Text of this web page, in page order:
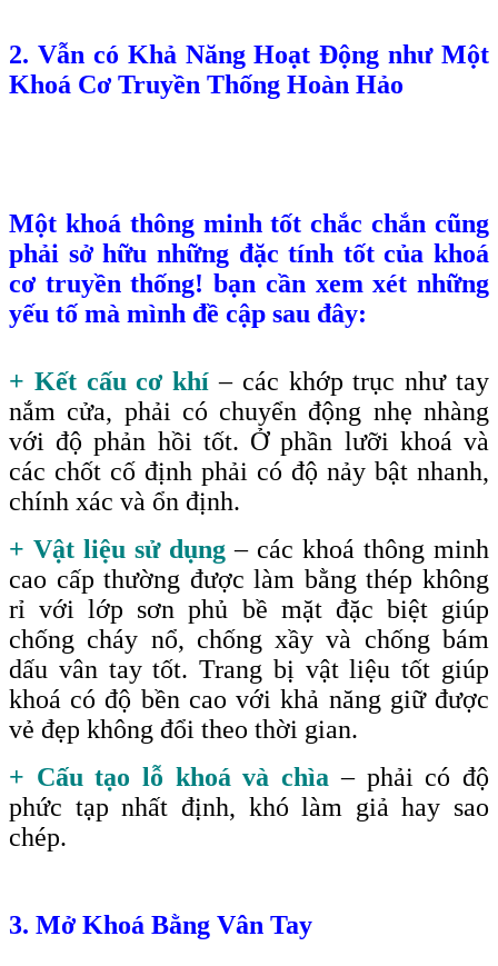
2. Vẫn có Khả Năng Hoạt Động như Một
Khoá Cơ Truyền Thống Hoàn Hảo
Một khoá thông minh tốt chắc chắn cũng
phải sở hữu những đặc tính tốt của khoá
cơ truyền thống! bạn cần xem xét những
yếu tố mà mình đề cập sau đây:
+ Kết cấu cơ khí – các khớp trục như tay
nắm cửa, phải có chuyển động nhẹ nhàng
với độ phản hồi tốt. Ở phần lưỡi khoá và
các chốt cố định phải có độ nảy bật nhanh,
chính xác và ổn định.
+ Vật liệu sử dụng – các khoá thông minh
cao cấp thường được làm bằng thép không
rỉ với lớp sơn phủ bề mặt đặc biệt giúp
chống cháy nổ, chống xầy và chống bám
dấu vân tay tốt. Trang bị vật liệu tốt giúp
khoá có độ bền cao với khả năng giữ được
vẻ đẹp không đổi theo thời gian.
+ Cấu tạo lỗ khoá và chìa – phải có độ
phức tạp nhất định, khó làm giả hay sao
chép.
3. Mở Khoá Bằng Vân Tay